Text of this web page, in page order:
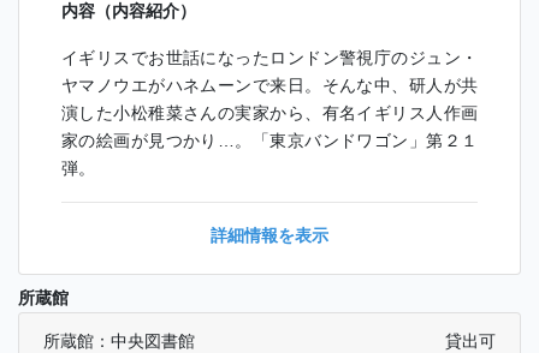
内容（内容紹介）
イギリスでお世話になったロンドン警視庁のジュン・
ヤマノウエがハネムーンで来日。そんな中、研人が共
演した小松稚菜さんの実家から、有名イギリス人作画
家の絵画が見つかり…。「東京バンドワゴン」第２１
弾。
詳細情報を表示
所蔵館
所蔵館：中央図書館 貸出可